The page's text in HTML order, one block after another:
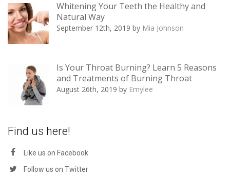
Whitening Your Teeth the Healthy and
Natural Way
September 12th, 2019 by Mia Johnson
Is Your Throat Burning? Learn 5 Reasons
and Treatments of Burning Throat
August 26th, 2019 by Emylee
Find us here!
Like us on Facebook
Follow us on Twitter